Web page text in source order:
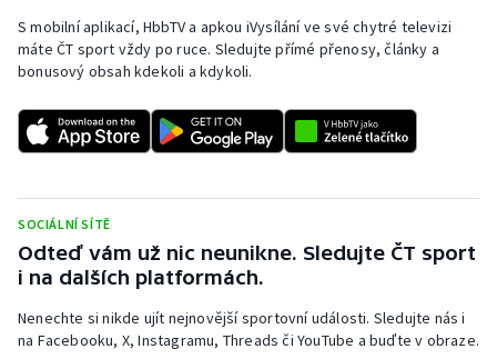
S mobilní aplikací, HbbTV a apkou iVysílání ve své chytré televizi
máte ČT sport vždy po ruce. Sledujte přímé přenosy, články a
bonusový obsah kdekoli a kdykoli.
SOCIÁLNÍ SÍTĚ
Odteď vám už nic neunikne. Sledujte ČT sport
i na dalších platformách.
Nenechte si nikde ujít nejnovější sportovní události. Sledujte nás i
na Facebooku, X, Instagramu, Threads či YouTube a buďte v obraze.